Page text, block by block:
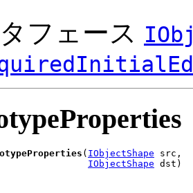
フェース
( IObjectShape src,
IObjectShape dst)